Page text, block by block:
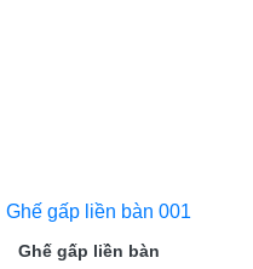
Ghế gấp liền bàn